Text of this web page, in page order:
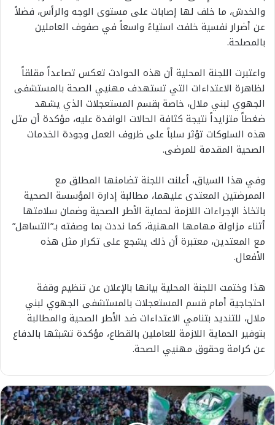
والخدش، ما خلف لها إصابات على مستوى الوجه والرأس، فضلاً
عن أضرار نفسية خلفت استياءً واسعاً في صفوف العاملين
بالمصلحة.
واعتبرت اللجنة المحلية أن هذه الحوادث تعكس تصاعداً مقلقاً
لظاهرة الاعتداءات التي تستهدف مهنيي الصحة بالمستشفى
الجهوي لبني ملال، خاصة بقسم المستعجلات الذي يشهد
ضغطاً متزايداً نتيجة كثافة الحالات الوافدة عليه، مؤكدة أن مثل
هذه السلوكات تؤثر سلباً على ظروف العمل وجودة الخدمات
الصحية المقدمة للمرضى.
وفي هذا السياق، أعلنت اللجنة تضامنها المطلق مع
الممرضتين المعتدى عليهما، مطالبة إدارة المؤسسة الصحية
باتخاذ الإجراءات اللازمة لحماية الأطر الصحية وضمان سلامتها
أثناء مزاولة مهامها المهنية، كما نددت بما وصفته بـ”التساهل”
مع المعتدين، معتبرة أن ذلك يشجع على تكرار مثل هذه
الأفعال.
هذا وختمت اللجنة المحلية بيانها بالإعلان عن تنظيم وقفة
احتجاجية أمام قسم المستعجلات بالمستشفى الجهوي لبني
ملال، للتنديد بتنامي الاعتداءات ضد الأطر الصحية والمطالبة
بتوفير الحماية اللازمة للعاملين بالقطاع، مؤكدة تشبثها بالدفاع
عن كرامة وحقوق مهنيي الصحة.
"
س
ت